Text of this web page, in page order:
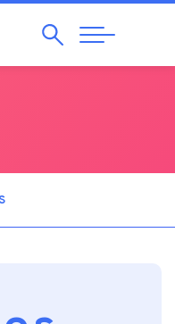
Pesquisar
Abrir
Navegação